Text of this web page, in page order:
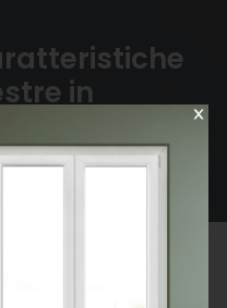
in
statali si riferiscono